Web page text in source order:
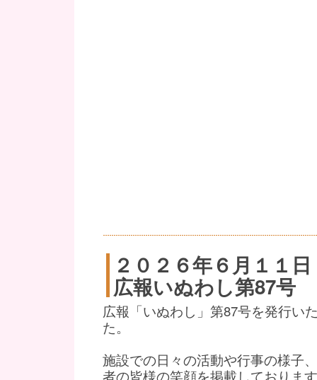
２０２６年６月１１日
広報いぬわし第87号
広報「いぬわし」第87号を発行い
た。
施設での日々の活動や行事の様子
者の皆様の笑顔を掲載しておりま